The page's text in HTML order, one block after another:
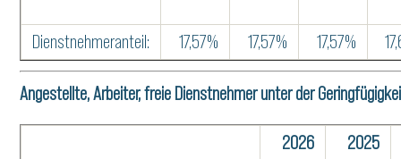
Dienstnehmeranteil: 17,57% 17,57% 17,57%
Angestellte, Arbeiter, freie Dienstnehmer unter der
2026
2025